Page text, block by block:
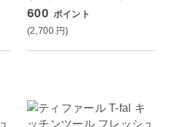
ターナー マッシャー ウィスク
600 ポイント
(2,700 円)